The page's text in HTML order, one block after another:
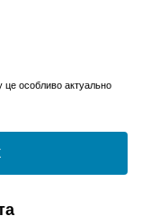
це особливо актуально